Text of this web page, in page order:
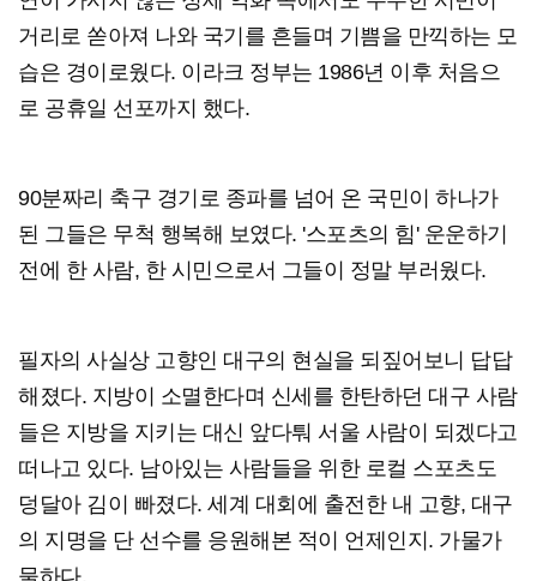
거리로 쏟아져 나와 국기를 흔들며 기쁨을 만끽하는 모
습은 경이로웠다. 이라크 정부는 1986년 이후 처음으
로 공휴일 선포까지 했다.
90분짜리 축구 경기로 종파를 넘어 온 국민이 하나가
된 그들은 무척 행복해 보였다. '스포츠의 힘' 운운하기
전에 한 사람, 한 시민으로서 그들이 정말 부러웠다.
필자의 사실상 고향인 대구의 현실을 되짚어보니 답답
해졌다. 지방이 소멸한다며 신세를 한탄하던 대구 사람
들은 지방을 지키는 대신 앞다퉈 서울 사람이 되겠다고
떠나고 있다. 남아있는 사람들을 위한 로컬 스포츠도
덩달아 김이 빠졌다. 세계 대회에 출전한 내 고향, 대구
의 지명을 단 선수를 응원해본 적이 언제인지. 가물가
물하다.